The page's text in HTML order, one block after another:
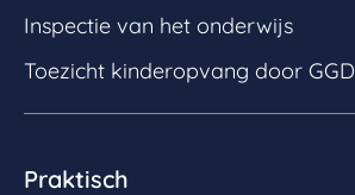
Inspectie van het onderwijs
Toezicht kinderopvang door GGD
Praktisch